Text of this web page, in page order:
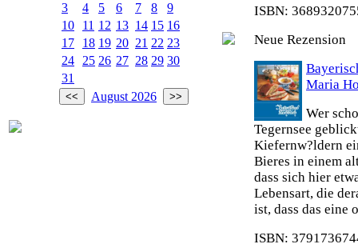
3
4 5 6 7 8
9
10
11 12 13 14 15 16
17
18 19 20 21 22 23
24
25 26 27 28 29 30
31
August 2026
ISBN:
Neue Rezension
Maria
Wer
Tegernsee
Kiefernw?ldern
Bieres in einem
dass sich hier
Lebensart, die
ist, dass das eine
ISBN: